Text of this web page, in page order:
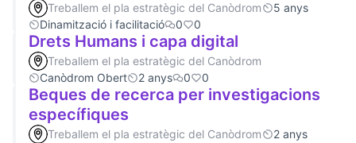
Treballem el pla estratègic del Canòdrom
5 anys
Dinamització i facilitació
0 0
Drets Humans i capa digital
Treballem el pla estratègic del Canòdrom
Canòdrom Obert
2 anys 0 0
Beques de recerca per investigacions
específiques
Treballem el pla estratègic del Canòdrom
2 anys